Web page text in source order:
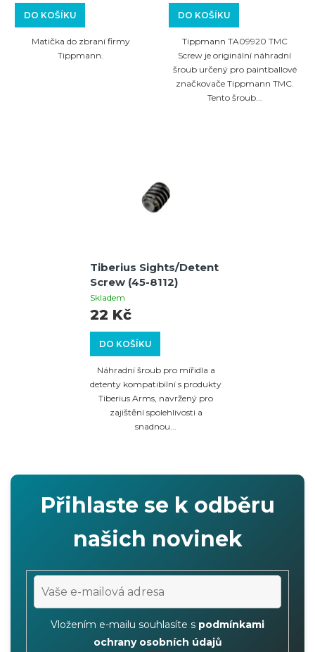
DO KOŠÍKU
Matička do zbraní firmy
Tippmann.
DO KOŠÍKU
Tippmann TA09920 TMC
Screw je originální náhradní
šroub určený pro paintballové
značkovače Tippmann TMC.
Tento šroub...
Tiberius Sights/Detent
Screw (45-8112)
Skladem
DO KOŠÍKU
22 Kč
Náhradní šroub pro mířidla a
detenty kompatibilní s produkty
Tiberius Arms, navržený pro
zajištění spolehlivosti a
snadnou...
Přihlaste se k odběru
našich novinek
Vložením e-mailu souhlasíte s podmínkami
ochrany osobních údajů